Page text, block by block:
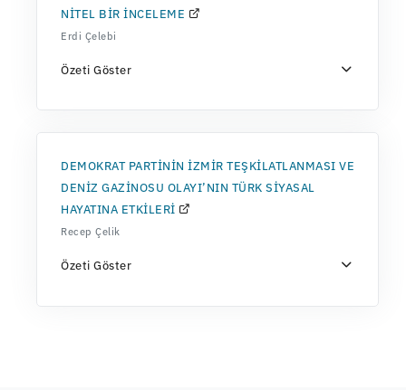
NİTEL BİR İNCELEME
Erdi Çelebi
Özeti Göster
DEMOKRAT PARTİNİN İZMİR TEŞKİLATLANMASI VE
DENİZ GAZİNOSU OLAYI’NIN TÜRK SİYASAL
HAYATINA ETKİLERİ
Recep Çelik
Özeti Göster